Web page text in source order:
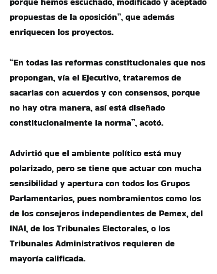
propuestas de la oposición”, que además
enriquecen los proyectos.
“En todas las reformas constitucionales que nos
propongan, vía el Ejecutivo, trataremos de
sacarlas con acuerdos y con consensos, porque
no hay otra manera, así está diseñado
constitucionalmente la norma”, acotó.
Advirtió que el ambiente político está muy
polarizado, pero se tiene que actuar con mucha
sensibilidad y apertura con todos los Grupos
Parlamentarios, pues nombramientos como los
de los consejeros independientes de Pemex, del
INAI, de los Tribunales Electorales, o los
Tribunales Administrativos requieren de
mayoría calificada.